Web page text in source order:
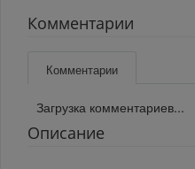
Комментарии
Комментарии
Загрузка комментариев...
Описание